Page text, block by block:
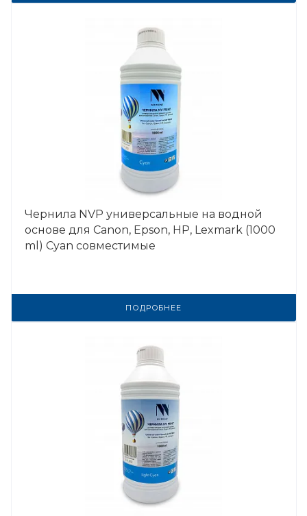
Чернила NVP универсальные на водной
основе для Сanon, Epson, НР, Lexmark (1000
ml) Cyan совместимые
ПОДРОБНЕЕ